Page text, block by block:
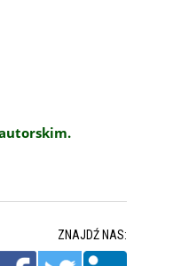
ZNAJDŹ NAS: